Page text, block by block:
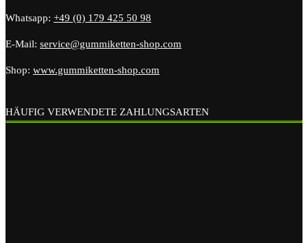
Whatsapp: +49 (0) 179 425 50 98
E-Mail: service@gummiketten-shop.com
Shop: www.gummiketten-shop.com
HÄUFIG VERWENDETE ZAHLUNGSARTEN